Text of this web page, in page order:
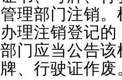
管理部门注销
办理注销登记
部门应当公告
牌、行驶证作废